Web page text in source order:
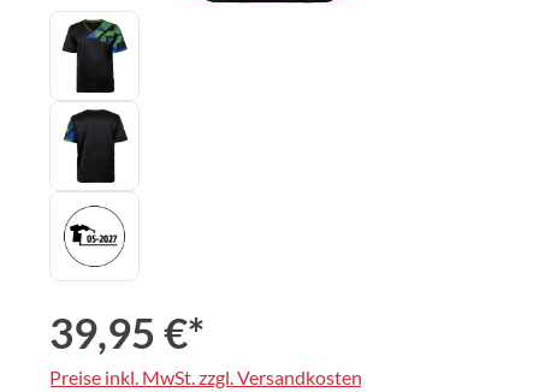
39,95 €*
Preise inkl. MwSt. zzgl. Versandkosten